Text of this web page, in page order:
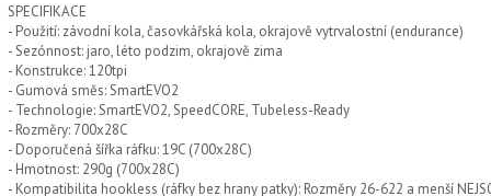
SPECIFIKACE
- Použití: závodní kola, časovkářská kola, okrajově vytrvalostní (endurance)
- Sezónnost: jaro, léto podzim, okrajově zima
- Konstrukce: 120tpi
- Gumová směs: SmartEVO2
- Technologie: SmartEVO2, SpeedCORE, Tubeless-Ready
- Rozměry: 700x28C
- Doporučená šířka ráfku: 19C (700x28C)
- Hmotnost: 290g (700x28C)
- Kompatibilita hookless (ráfky bez hrany patky): Rozměry 26-622 a menší